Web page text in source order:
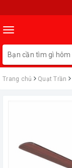
Toggle
navigation
Trang chủ Quạt Trần